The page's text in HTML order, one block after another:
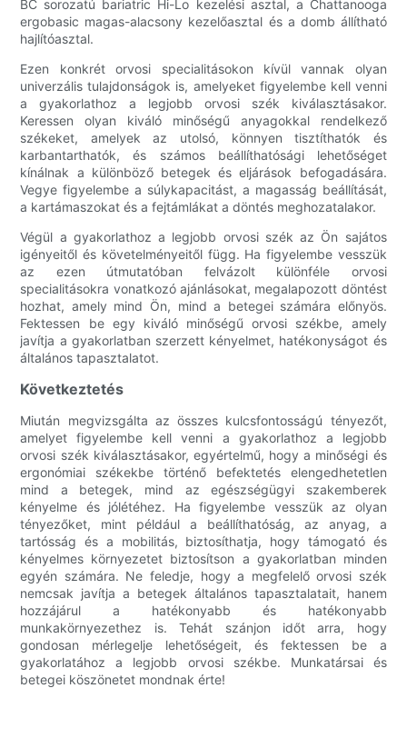
BC sorozatú bariatric Hi-Lo kezelési asztal, a Chattanooga
ergobasic magas-alacsony kezelőasztal és a domb állítható
hajlítóasztal.
Ezen konkrét orvosi specialitásokon kívül vannak olyan
univerzális tulajdonságok is, amelyeket figyelembe kell venni
a gyakorlathoz a legjobb orvosi szék kiválasztásakor.
Keressen olyan kiváló minőségű anyagokkal rendelkező
székeket, amelyek az utolsó, könnyen tisztíthatók és
karbantarthatók, és számos beállíthatósági lehetőséget
kínálnak a különböző betegek és eljárások befogadására.
Vegye figyelembe a súlykapacitást, a magasság beállítását,
a kartámaszokat és a fejtámlákat a döntés meghozatalakor.
Végül a gyakorlathoz a legjobb orvosi szék az Ön sajátos
igényeitől és követelményeitől függ. Ha figyelembe vesszük
az ezen útmutatóban felvázolt különféle orvosi
specialitásokra vonatkozó ajánlásokat, megalapozott döntést
hozhat, amely mind Ön, mind a betegei számára előnyös.
Fektessen be egy kiváló minőségű orvosi székbe, amely
javítja a gyakorlatban szerzett kényelmet, hatékonyságot és
általános tapasztalatot.
Következtetés
Miután megvizsgálta az összes kulcsfontosságú tényezőt,
amelyet figyelembe kell venni a gyakorlathoz a legjobb
orvosi szék kiválasztásakor, egyértelmű, hogy a minőségi és
ergonómiai székekbe történő befektetés elengedhetetlen
mind a betegek, mind az egészségügyi szakemberek
kényelme és jólétéhez. Ha figyelembe vesszük az olyan
tényezőket, mint például a beállíthatóság, az anyag, a
tartósság és a mobilitás, biztosíthatja, hogy támogató és
kényelmes környezetet biztosítson a gyakorlatban minden
egyén számára. Ne feledje, hogy a megfelelő orvosi szék
nemcsak javítja a betegek általános tapasztalatait, hanem
hozzájárul a hatékonyabb és hatékonyabb
munkakörnyezethez is. Tehát szánjon időt arra, hogy
gondosan mérlegelje lehetőségeit, és fektessen be a
gyakorlatához a legjobb orvosi székbe. Munkatársai és
betegei köszönetet mondnak érte!